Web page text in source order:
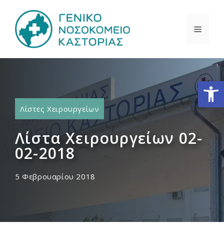
περιεχόμενο
Λίστες Χειρουργείων
Λίστα Χειρουργείων 02-
02-2018
5 Φεβρουαρίου 2018